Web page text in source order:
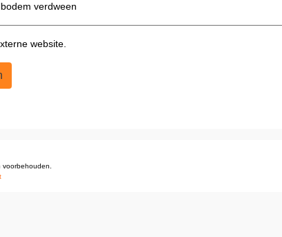
verdween
website.